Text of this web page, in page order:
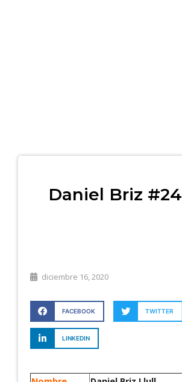
Daniel Briz #24
diciembre 16, 2020
FACEBOOK TWITTER
LINKEDIN